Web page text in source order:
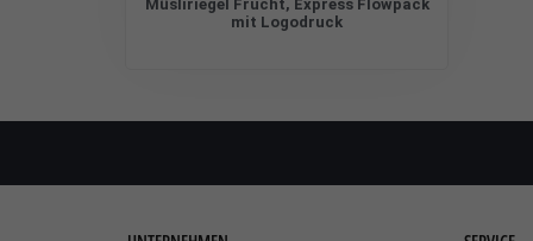
Müsliriegel Frucht, Express Flowpack
mit Logodruck